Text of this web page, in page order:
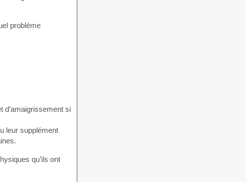
problème
d’amaigrissement si
leur supplément
qu’ils ont